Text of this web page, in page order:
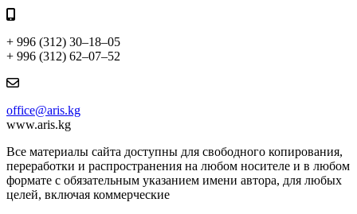
+ 996 (312) 30–18–05
+ 996 (312) 62–07–52
office@aris.kg
www.aris.kg
Все материалы сайта доступны для свободного копирования,
переработки и распространения на любом носителе и в любом
формате с обязательным указанием имени автора, для любых
целей, включая коммерческие